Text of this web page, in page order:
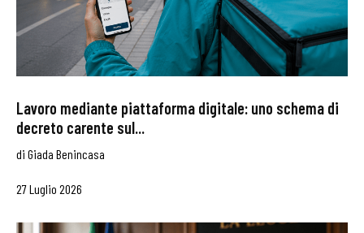
Lavoro mediante piattaforma digitale: uno schema di
decreto carente sul...
di Giada Benincasa
27 Luglio 2026